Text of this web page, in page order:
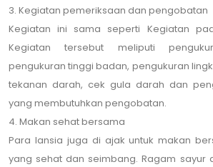
3. Kegiatan pemeriksaan dan pengobatan
Kegiatan ini sama seperti Kegiatan
Kegiatan tersebut meliputi
pengukuran tinggi badan, pengukuran
tekanan darah, cek gula darah dan
yang membutuhkan pengobatan.
4. Makan sehat bersama
Para lansia juga di ajak untuk makan
yang sehat dan seimbang. Ragam sayur